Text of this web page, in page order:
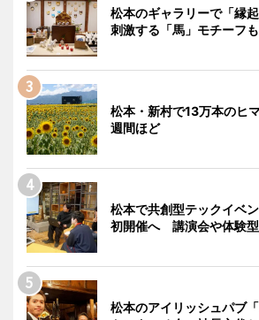
松本のギャラリーで「縁
刺激する「馬」モチーフ
松本・新村で13万本のヒ
週間ほど
松本で共創型テックイベ
初開催へ 講演会や体験
松本のアイリッシュパブ